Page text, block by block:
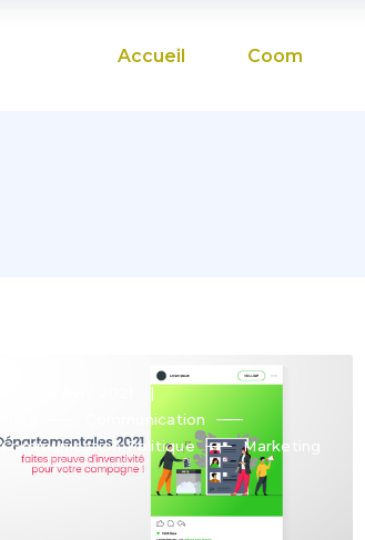
Accueil Coom
Communication
Communication Politique
Marketing